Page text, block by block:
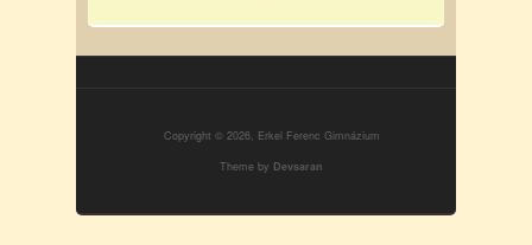
Copyright © 2026, Erkel Ferenc Gimnázium
Theme by Devsaran